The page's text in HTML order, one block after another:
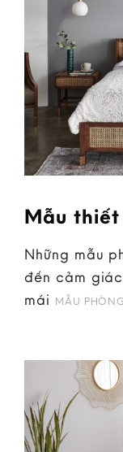
Mẫu
Những mẫu
đến cảm
mái MẪU